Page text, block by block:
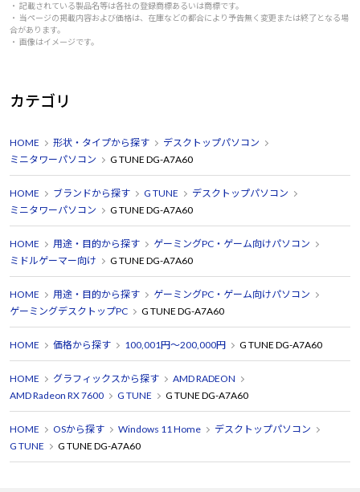
・ 記載されている製品名等は各社の登録商標あるいは商標です。
・ 当ページの掲載内容および価格は、在庫などの都合により予告無く変更または終了となる場
合があります。
・ 画像はイメージです。
カテゴリ
HOME 形状・タイプから探す
デスクトップパソコン
ミニタワーパソコン
G TUNE DG-A7A60
HOME ブランドから探す G TUNE
デスクトップパソコン
ミニタワーパソコン
G TUNE DG-A7A60
HOME 用途・目的から探す
ゲーミングPC・ゲーム向けパソコン
ミドルゲーマー向け
G TUNE DG-A7A60
HOME 用途・目的から探す
ゲーミングPC・ゲーム向けパソコン
ゲーミングデスクトップPC
G TUNE DG-A7A60
HOME 価格から探す 100,001円～200,000円 G TUNE DG-A7A60
HOME グラフィックスから探す
AMD RADEON
AMD Radeon RX 7600
G TUNE G TUNE DG-A7A60
HOME OSから探す Windows 11 Home
デスクトップパソコン
G TUNE
G TUNE DG-A7A60